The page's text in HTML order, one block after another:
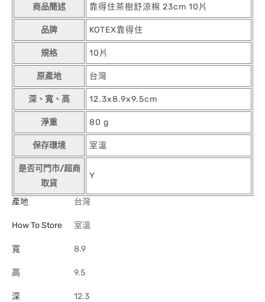
商品簡述 靠得住茶樹舒涼棉 23cm 10片
品牌 KOTEX靠得住
規格 10片
原產地 台灣
深、寬、高 12.3x8.9x9.5cm
淨重 80 g
保存環境 室溫
是否可門市/超商
取貨
Y
產地 台灣
How To Store 室溫
寬 8.9
高 9.5
深 12.3